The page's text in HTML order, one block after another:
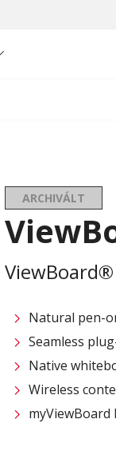
ARCHIVÁLT
Natural pen-
Seamless
Native
Wireless